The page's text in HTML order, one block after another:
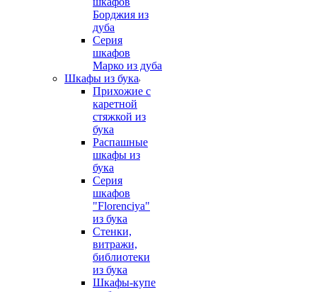
Борджия из
дуба
Серия
шкафов
Марко из дуба
Шкафы из бука
Прихожие с
каретной
стяжкой из
бука
Распашные
шкафы из
бука
Серия
шкафов
"Florenciya"
из бука
Стенки,
витражи,
библиотеки
из бука
Шкафы-купе